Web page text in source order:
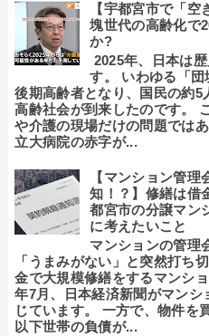
【宇都宮市で「
塊世代の高齢化で
か?
2025年、日本は
す。 いわゆる「
後期高齢者となり、国民の約5
高齢社会が到来したのです。
や介護の現場だけの問題では
立大病院の赤字が...
【マンション管
知！？】修繕は借
都宮市の分譲マン
に考えたいこと
マンションの管理
「うまみがない」と突然打ち
金で大規模修繕をするマンシ
年7月、日本経済新聞がマンシ
じています。 一方で、物件を
以下世帯の負債が...